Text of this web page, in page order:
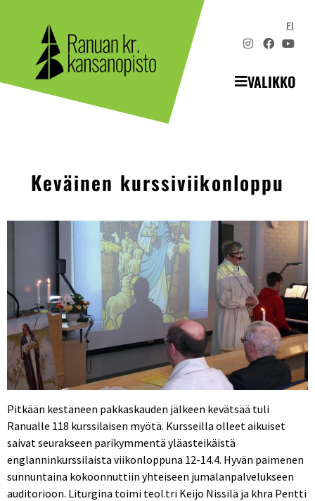
FI
VALIKKO
Keväinen kurssiviikonloppu
Pitkään kestäneen pakkaskauden jälkeen kevätsää tuli
Ranualle 118 kurssilaisen myötä. Kursseilla olleet aikuiset
saivat seurakseen parikymmentä yläasteikäistä
englanninkurssilaista viikonloppuna 12-14.4. Hyvän paimenen
sunnuntaina kokoonnuttiin yhteiseen jumalanpalvelukseen
auditorioon. Liturgina toimi teol.tri Keijo Nissilä ja khra Pentti